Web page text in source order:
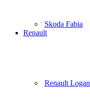
Skoda Fabia
Renault
Renault Logan